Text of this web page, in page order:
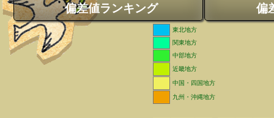
偏差値ランキング
偏
東北地方
関東地方
中部地方
近畿地方
中国・四国地方
九州・沖縄地方